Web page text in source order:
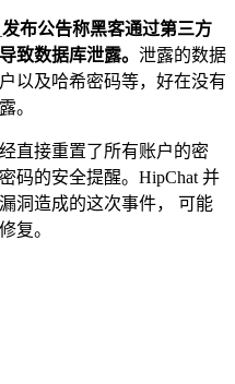
发布公告称黑客通过第三方
致数据库泄露。 泄露的数据
以及哈希密码等，好在没有
。
直接重置了所有账户的密
码的安全提醒。HipChat 并
洞造成的这次事件， 可能
复。